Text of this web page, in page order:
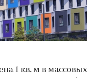
1 кв. м в массовых